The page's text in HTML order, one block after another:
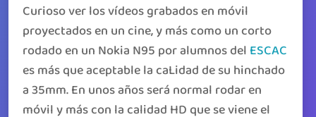
Curioso ver los vídeos grabados en móvil
proyectados en un cine, y más como un corto
rodado en un Nokia N95 por alumnos del ESCAC
es más que aceptable la caLidad de su hinchado
a 35mm. En unos años será normal rodar en
móvil y más con la calidad HD que se viene el